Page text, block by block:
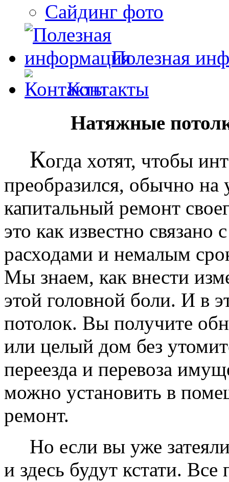
Сайдинг фото
Полезная
Контакты
Натяжные
Когда хотят, чтобы
преобразился, обычно на
капитальный ремонт
это как известно
расходами и немалым
Мы знаем, как внести
этой головной боли. И в
потолок. Вы получите
или целый дом без
переезда и перевоза
можно установить в
ремонт.
Но если вы уже
и здесь будут кстати.